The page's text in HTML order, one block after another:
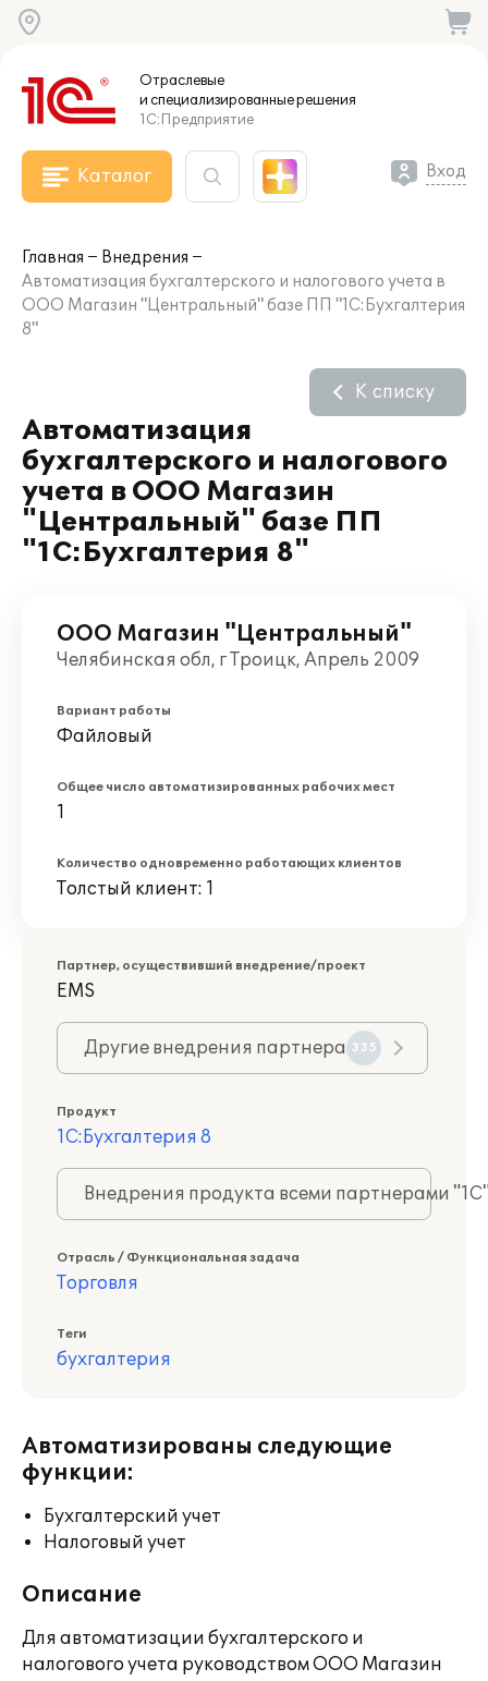
Отраслевые
и специализированныерешения
1С:Предприятие
Каталог Вход
Главная
Внедрения
Автоматизация бухгалтерского и налогового учета в
ООО Магазин "Центральный" базе ПП "1С:Бухгалтерия
8"
Автоматизация
бухгалтерского и налогового
учета в ООО Магазин
"Центральный" базе ПП
"1С:Бухгалтерия 8"
К списку
ООО Магазин "Центральный"
Челябинская обл, г Троицк, Апрель 2009
Вариант работы
Файловый
Общее число автоматизированных рабочих мест
1
Количество одновременно работающих клиентов
Толстый клиент: 1
Партнер, осуществивший внедрение/проект
EMS
Другие внедрения партнера 335
Продукт
1С:Бухгалтерия 8
Внедрения продукта всеми партнерами
Отрасль / Функциональная задача
Торговля
Теги
бухгалтерия
Автоматизированы следующие
функции:
Бухгалтерский учет
Налоговый учет
Описание
Для автоматизации бухгалтерского и
налогового учета руководством ООО Магазин